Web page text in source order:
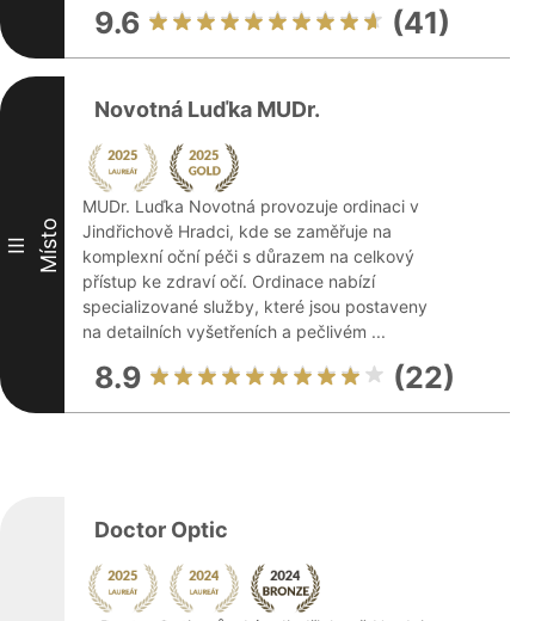
9.6 (41)
III Místo
Novotná Luďka MUDr.
MUDr. Luďka Novotná provozuje ordinaci v
Jindřichově Hradci, kde se zaměřuje na
komplexní oční péči s důrazem na celkový
přístup ke zdraví očí. Ordinace nabízí
specializované služby, které jsou postaveny
na detailních vyšetřeních a pečlivém ...
8.9 (22)
Doctor Optic